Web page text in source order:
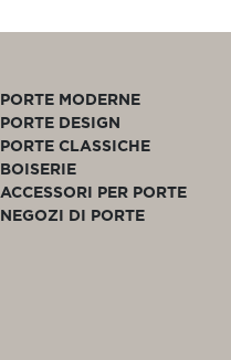
PORTE MODERNE
PORTE DESIGN
PORTE CLASSICHE
BOISERIE
ACCESSORI PER PORTE
NEGOZI DI PORTE